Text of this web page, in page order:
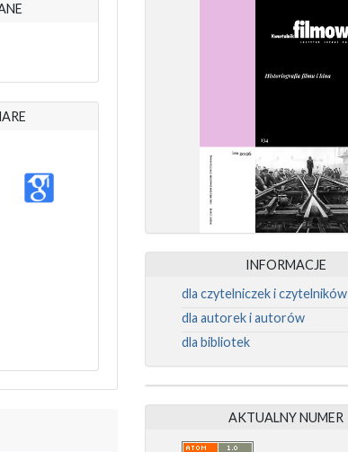
INFORMACJE
dla czytelniczek i czytelników
dla autorek i autorów
dla bibliotek
AKTUALNY NUMER